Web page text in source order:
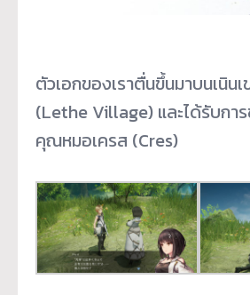
ตัวเอกของเราตื่นขึ้นมาบนเนินเ
(Lethe Village) และได้รับกา
คุณหมอเครส (Cres)